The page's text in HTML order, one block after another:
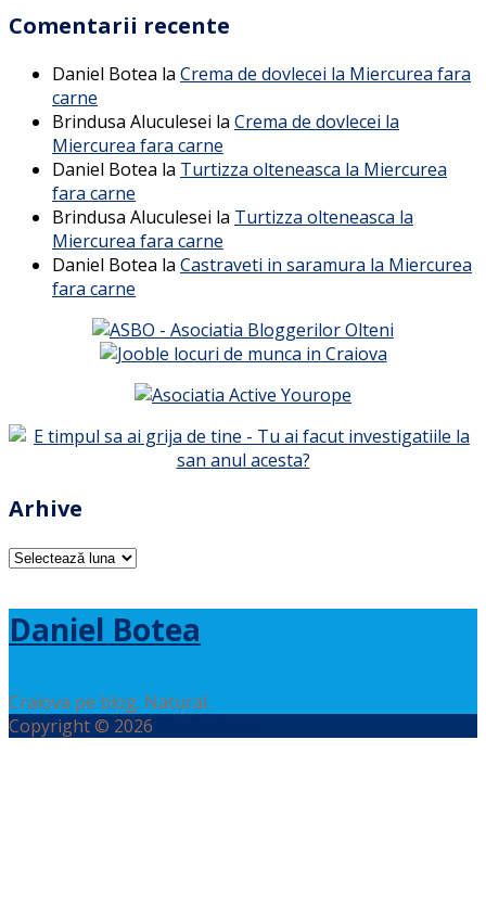
Comentarii recente
Daniel Botea la Crema de dovlecei la Miercurea fara
carne
Brindusa Aluculesei la Crema de dovlecei la
Miercurea fara carne
Daniel Botea la Turtizza olteneasca la Miercurea
fara carne
Brindusa Aluculesei la Turtizza olteneasca la
Miercurea fara carne
Daniel Botea la Castraveti in saramura la Miercurea
fara carne
Arhive
Arhive
Daniel Botea
Craiova pe blog. Natural.
Copyright © 2026